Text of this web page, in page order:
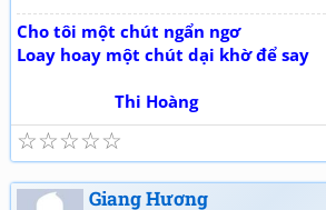
Cho tôi một chút ngẩn ngơ
Loay hoay một chút dại khờ để say
Thi Hoàng
☆
☆
☆
☆
☆
Giang Hương